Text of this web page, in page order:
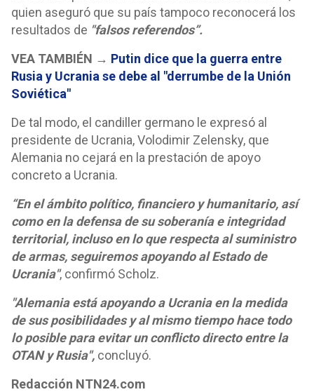
quien aseguró que su país tampoco reconocerá los
resultados de "falsos referendos”.
VEA TAMBIÉN → Putin dice que la guerra entre
Rusia y Ucrania se debe al "derrumbe de la Unión
Soviética"
De tal modo, el candiller germano le expresó al
presidente de Ucrania, Volodimir Zelensky, que
Alemania no cejará en la prestación de apoyo
concreto a Ucrania.
“En el ámbito político, financiero y humanitario, así
como en la defensa de su soberanía e integridad
territorial, incluso en lo que respecta al suministro
de armas, seguiremos apoyando al Estado de
Ucrania", confirmó Scholz.
"Alemania está apoyando a Ucrania en la medida
de sus posibilidades y al mismo tiempo hace todo
lo posible para evitar un conflicto directo entre la
OTAN y Rusia", concluyó.
Redacción NTN24.com